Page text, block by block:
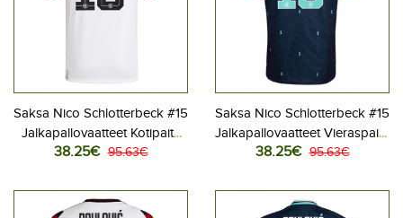
Saksa Nico Schlotterbeck #15
Jalkapallovaatteet Kotipaita
MM-kisat 2026 Lyhythihainen
38.25€ 95.63€
Saksa Nico Schlotterbeck #15
Jalkapallovaatteet Vieraspaita
MM-kisat 2026 Lyhythihainen
38.25€ 95.63€